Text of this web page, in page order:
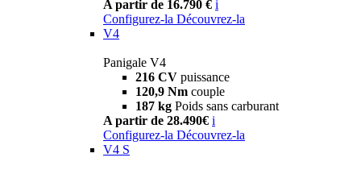
A partir de 16.790 € i
Configurez-la Découvrez-la
V4
Panigale V4
216 CV puissance
120,9 Nm couple
187 kg Poids sans carburant
A partir de 28.490€ i
Configurez-la Découvrez-la
V4 S